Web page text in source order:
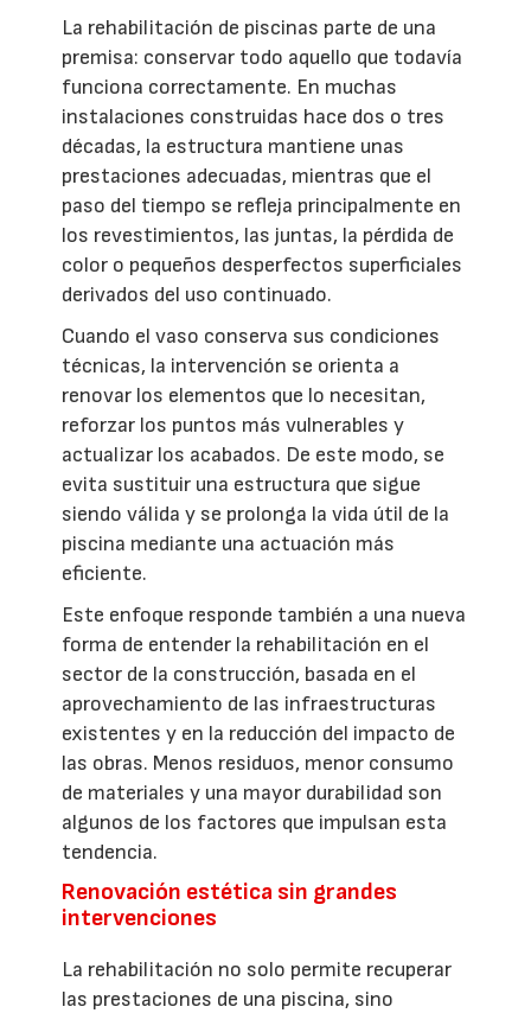
La rehabilitación de piscinas parte de una
premisa: conservar todo aquello que todavía
funciona correctamente. En muchas
instalaciones construidas hace dos o tres
décadas, la estructura mantiene unas
prestaciones adecuadas, mientras que el
paso del tiempo se refleja principalmente en
los revestimientos, las juntas, la pérdida de
color o pequeños desperfectos superficiales
derivados del uso continuado.
Cuando el vaso conserva sus condiciones
técnicas, la intervención se orienta a
renovar los elementos que lo necesitan,
reforzar los puntos más vulnerables y
actualizar los acabados. De este modo, se
evita sustituir una estructura que sigue
siendo válida y se prolonga la vida útil de la
piscina mediante una actuación más
eficiente.
Este enfoque responde también a una nueva
forma de entender la rehabilitación en el
sector de la construcción, basada en el
aprovechamiento de las infraestructuras
existentes y en la reducción del impacto de
las obras. Menos residuos, menor consumo
de materiales y una mayor durabilidad son
algunos de los factores que impulsan esta
tendencia.
Renovación estética sin grandes
intervenciones
La rehabilitación no solo permite recuperar
las prestaciones de una piscina, sino